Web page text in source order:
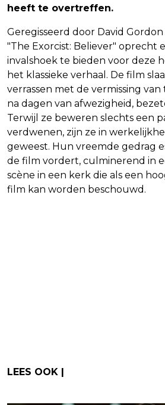
heeft te overtreffen.
Geregisseerd door David
"The Exorcist: Believer" oprecht
invalshoek te bieden voor deze
het klassieke verhaal. De film
verrassen met de vermissing
na dagen van afwezigheid,
Terwijl ze beweren slechts een
verdwenen, zijn ze in
geweest. Hun vreemde gedrag
de film vordert, culminerend in
scène in een kerk die als een
film kan worden beschouwd.
LEES OOK |